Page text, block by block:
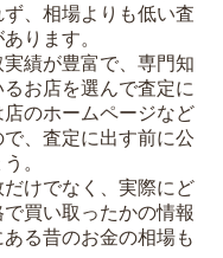
、相場よりも低い査
ります。
績が豊富で、専門知
お店を選んで査定に
のホームページなど
、査定に出す前に公
。
けでなく、実際にど
買い取ったかの情報
る昔のお金の相場も